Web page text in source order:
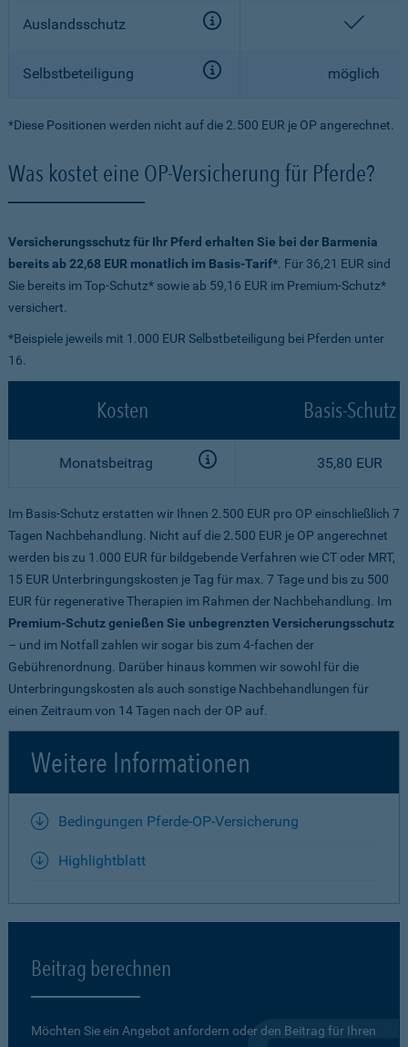
Auslandsschutz
Selbstbeteiligung möglich
*Diese Positionen werden nicht auf die 2.500 EUR je OP angerechnet.
Was kostet eine OP-Versicherung für Pferde?
Versicherungsschutz für Ihr Pferd erhalten Sie bei der Barmenia
bereits ab 22,68 EUR monatlich im Basis-Tarif*. Für 36,21 EUR sind
Sie bereits im Top-Schutz* sowie ab 59,16 EUR im Premium-Schutz*
versichert.
*Beispiele jeweils mit 1.000 EUR Selbstbeteiligung bei Pferden unter
16.
Kosten Basis-Schutz
Monatsbeitrag 35,80 EUR
Im Basis-Schutz erstatten wir Ihnen 2.500 EUR pro OP einschließlich 7
Tagen Nachbehandlung. Nicht auf die 2.500 EUR je OP angerechnet
werden bis zu 1.000 EUR für bildgebende Verfahren wie CT oder MRT,
15 EUR Unterbringungskosten je Tag für max. 7 Tage und bis zu 500
EUR für regenerative Therapien im Rahmen der Nachbehandlung. Im
Premium-Schutz genießen Sie unbegrenzten Versicherungsschutz
– und im Notfall zahlen wir sogar bis zum 4-fachen der
Gebührenordnung. Darüber hinaus kommen wir sowohl für die
Unterbringungskosten als auch sonstige Nachbehandlungen für
einen Zeitraum von 14 Tagen nach der OP auf.
Weitere Informationen
Bedingungen Pferde-OP-Versicherung
Highlightblatt
Beitrag berechnen
Möchten Sie ein Angebot anfordern oder den Beitrag für Ihren